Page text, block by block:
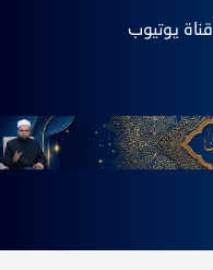
قناة يوتيوب